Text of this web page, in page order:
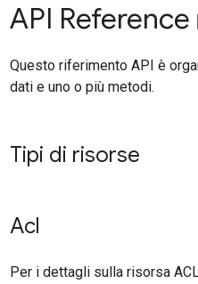
API Reference
Questo riferimento API è
dati e uno o più metodi.
Tipi di risorse
Acl
Per i dettagli sulla risorsa